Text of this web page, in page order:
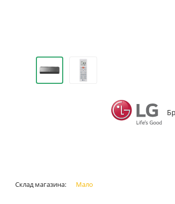
Склад магазина: Мало